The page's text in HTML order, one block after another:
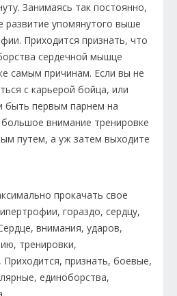
Занимаясь так постоянно,
развитие упомянутого выше
Приходится признать, что
сердечной мышце
самым причинам. Если вы не
с карьерой бойца, или
быть первым парнем на
внимание тренировке
путем, а уж затем выходите